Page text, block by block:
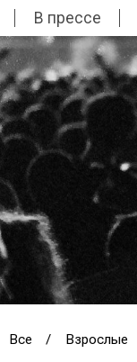
В прессе
Все / Взрослые